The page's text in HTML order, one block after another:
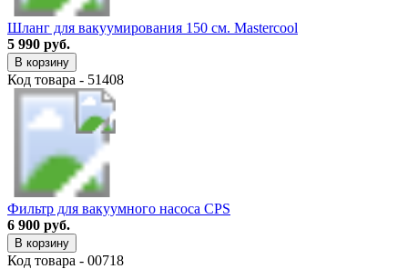
Шланг для вакуумирования 150 см. Mastercool
5 990 руб.
В корзину
Код товара - 51408
Фильтр для вакуумного насоса CPS
6 900 руб.
В корзину
Код товара - 00718